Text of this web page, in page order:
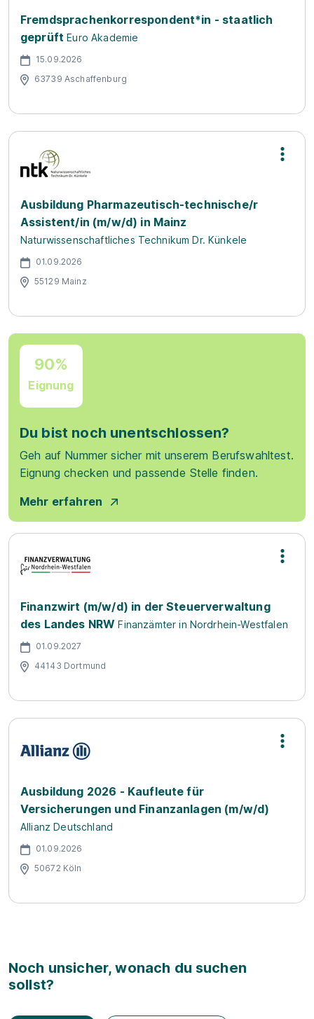
Fremdsprachenkorrespondent*in - staatlich
geprüft Euro Akademie
15.09.2026
63739 Aschaffenburg
Ausbildung Pharmazeutisch-technische/r
Assistent/in (m/w/d) in Mainz
Naturwissenschaftliches Technikum Dr. Künkele
01.09.2026
55129 Mainz
90%
Eignung
Du bist noch unentschlossen?
Geh auf Nummer sicher mit unserem Berufswahltest.
Eignung checken und passende Stelle finden.
Mehr erfahren
Finanzwirt (m/w/d) in der Steuerverwaltung
des Landes NRW Finanzämter in Nordrhein-Westfalen
01.09.2027
44143 Dortmund
Ausbildung 2026 - Kaufleute für
Versicherungen und Finanzanlagen (m/w/d)
Allianz Deutschland
01.09.2026
50672 Köln
Noch unsicher, wonach du suchen
sollst?